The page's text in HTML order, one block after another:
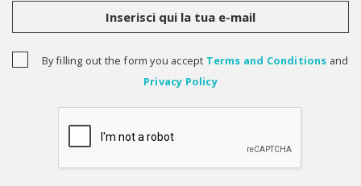
By filling out the form you accept Terms and Conditions and
Privacy Policy